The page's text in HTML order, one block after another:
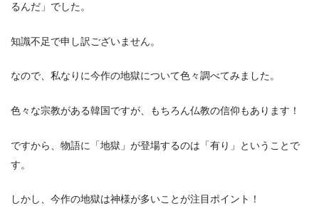
るんだ」でした。
知識不足で申し訳ございません。
なので、私なりに今作の地獄について色々調べてみました。
色々な宗教がある韓国ですが、もちろん仏教の信仰もあります！
ですから、物語に「地獄」が登場するのは「有り」ということで
す。
しかし、今作の地獄は神様が多いことが注目ポイント！